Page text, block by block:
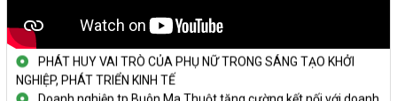
THANH NIÊN KHỞI NGHIỆP THÀNH CÔNG TỪ MÔ HÌNH KINH TẾ
TẬP THỂ
PHÁT HUY VAI TRÒ CỦA PHỤ NỮ TRONG SÁNG TẠO KHỞI
NGHIỆP, PHÁT TRIỂN KINH TẾ
Doanh nghiệp tp Buôn Ma Thuột tăng cường kết nối với doanh